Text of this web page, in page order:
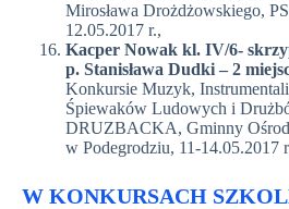
Mirosława Drożdżowskiego,
12.05.2017 r.,
Kacper Nowak kl. IV/6-
p. Stanisława Dudki – 2
Konkursie Muzyk,
Śpiewaków Ludowych i
DRUZBACKA, Gminny
w Podegrodziu, 11-14.05.2017
W KONKURSACH